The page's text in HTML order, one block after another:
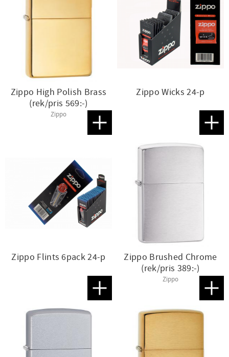
Zippo High Polish Brass
(rek/pris 569:-)
Zippo
Lägg till i favoriter
Zippo Wicks 24-p
Zippo Flints 6pack 24-p
Lägg till i favoriter
Zippo Brushed Chrome
(rek/pris 389:-)
Zippo